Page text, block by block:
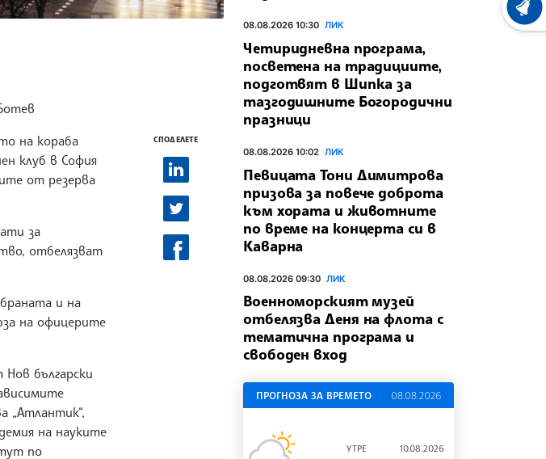
на кораба
клуб в София
от резерва
за
отбелязват
и на
на офицерите
български
„Атлантик“,
на науките
по
СПОДЕЛЕТЕ
08.08.2026 10:30 ЛИК
Четиридневна програма,
посветена на традициите,
подготвят в Шипка за
тазгодишните Богородични
празници
08.08.2026 10:02 ЛИК
Певицата Тони Димитрова
призова за повече доброта
към хората и животните
по време на концерта си в
Каварна
08.08.2026 09:30 ЛИК
Военноморският музей
отбелязва Деня на флота с
тематична програма и
свободен вход
ПРОГНОЗА ЗА ВРЕМЕТО 08.08.2026
УТРЕ 10.08.2026